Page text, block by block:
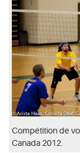
Compétition de
Canada 2012.